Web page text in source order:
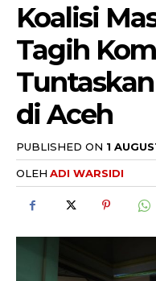
Koalisi
Tagih
di Aceh
PUBLISHED ON 1
OLEH ADI WARSIDI